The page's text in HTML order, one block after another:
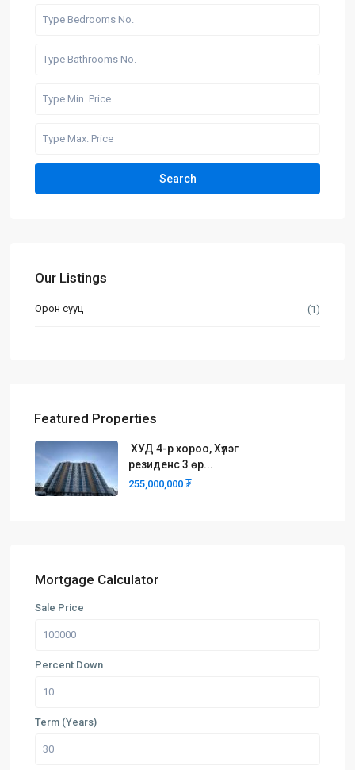
Search
Our Listings
Орон сууц (1)
Featured Properties
ХУД 4-р хороо, Хүлэг
резиденс 3 өр...
255,000,000 ₮
Mortgage Calculator
Sale Price
Percent Down
Term (Years)